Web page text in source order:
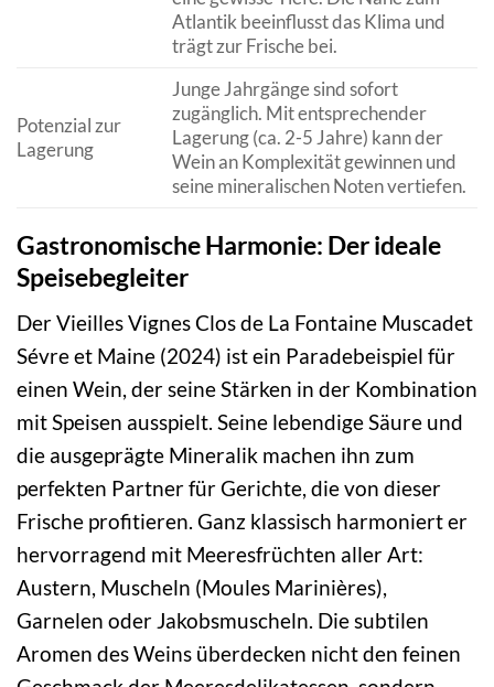
Atlantik beeinflusst das Klima und
trägt zur Frische bei.
Potenzial zur
Lagerung
Junge Jahrgänge sind sofort
zugänglich. Mit entsprechender
Lagerung (ca. 2-5 Jahre) kann der
Wein an Komplexität gewinnen und
seine mineralischen Noten vertiefen.
Gastronomische Harmonie: Der ideale
Speisebegleiter
Der Vieilles Vignes Clos de La Fontaine Muscadet
Sévre et Maine (2024) ist ein Paradebeispiel für
einen Wein, der seine Stärken in der Kombination
mit Speisen ausspielt. Seine lebendige Säure und
die ausgeprägte Mineralik machen ihn zum
perfekten Partner für Gerichte, die von dieser
Frische profitieren. Ganz klassisch harmoniert er
hervorragend mit Meeresfrüchten aller Art:
Austern, Muscheln (Moules Marinières),
Garnelen oder Jakobsmuscheln. Die subtilen
Aromen des Weins überdecken nicht den feinen